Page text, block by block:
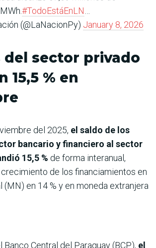
MWh.#TodoEstáEnLN
(@LaNacionPy) January 8, 2026
del sector privado
15,5 % en
del 2025, el saldo de los
bancario y financiero al sector
15,5 % de forma interanual,
de los financiamientos en
(MN) en 14 % y en moneda extranjera
Banco Central del Paraguay (BCP), el